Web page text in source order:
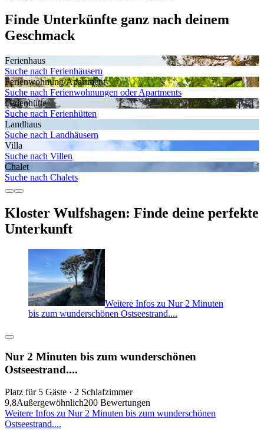
Finde Unterkünfte ganz nach deinem
Geschmack
Ferienhaus
Suche nach Ferienhäusern
Ferienwohnung/Apartment
Suche nach Ferienwohnungen oder Apartments
Ferienhütte
Suche nach Ferienhütten
Landhaus
Suche nach Landhäusern
Villa
Suche nach Villen
Chalet
Suche nach Chalets
Kloster Wulfshagen: Finde deine perfekte
Unterkunft
Weitere Infos zu Nur 2 Minuten
bis zum wunderschönen Ostseestrand....
Nur 2 Minuten bis zum wunderschönen
Ostseestrand....
Platz für 5 Gäste · 2 Schlafzimmer
9,8Außergewöhnlich200 Bewertungen
Weitere Infos zu Nur 2 Minuten bis zum wunderschönen
Ostseestrand....